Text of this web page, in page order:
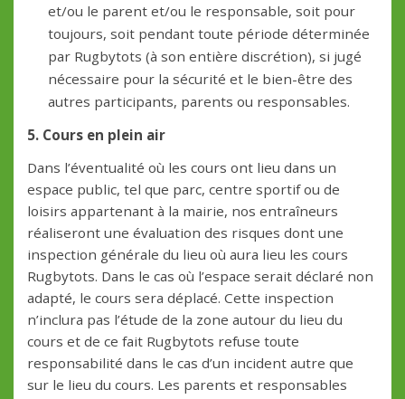
et/ou le parent et/ou le responsable, soit pour
toujours, soit pendant toute période déterminée
par Rugbytots (à son entière discrétion), si jugé
nécessaire pour la sécurité et le bien-être des
autres participants, parents ou responsables.
5. Cours en plein air
Dans l’éventualité où les cours ont lieu dans un
espace public, tel que parc, centre sportif ou de
loisirs appartenant à la mairie, nos entraîneurs
réaliseront une évaluation des risques dont une
inspection générale du lieu où aura lieu les cours
Rugbytots. Dans le cas où l’espace serait déclaré non
adapté, le cours sera déplacé. Cette inspection
n’inclura pas l’étude de la zone autour du lieu du
cours et de ce fait Rugbytots refuse toute
responsabilité dans le cas d’un incident autre que
sur le lieu du cours. Les parents et responsables